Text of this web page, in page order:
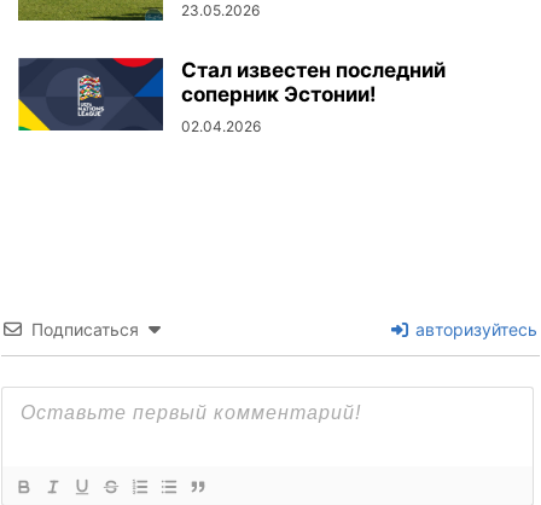
23.05.2026
Стал известен последний
соперник Эстонии!
02.04.2026
Подписаться авторизуйтесь